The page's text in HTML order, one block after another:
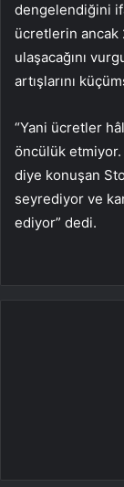
dengelendiğini
ücretlerin ancak
ulaşacağını
artışlarını
“Yani ücretler
öncülük etmiyor.
diye konuşan
seyrediyor ve
ediyor” dedi.